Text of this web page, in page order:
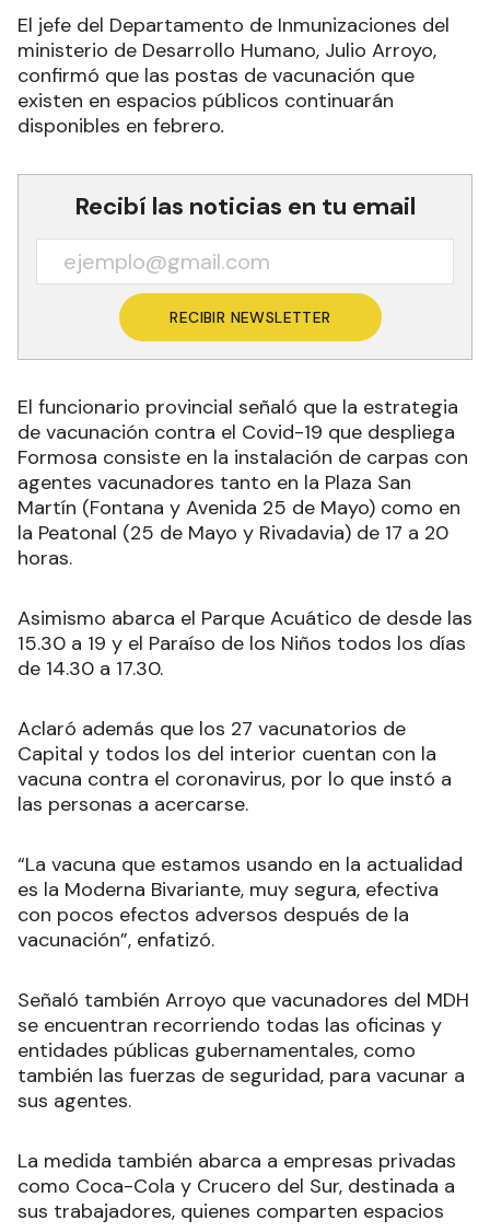
El jefe del Departamento de Inmunizaciones del
ministerio de Desarrollo Humano, Julio Arroyo,
confirmó que las postas de vacunación que
existen en espacios públicos continuarán
disponibles en febrero.
Recibí las noticias en tu email
RECIBIR NEWSLETTER
El funcionario provincial señaló que la estrategia
de vacunación contra el Covid-19 que despliega
Formosa consiste en la instalación de carpas con
agentes vacunadores tanto en la Plaza San
Martín (Fontana y Avenida 25 de Mayo) como en
la Peatonal (25 de Mayo y Rivadavia) de 17 a 20
horas.
Asimismo abarca el Parque Acuático de desde las
15.30 a 19 y el Paraíso de los Niños todos los días
de 14.30 a 17.30.
Aclaró además que los 27 vacunatorios de
Capital y todos los del interior cuentan con la
vacuna contra el coronavirus, por lo que instó a
las personas a acercarse.
“La vacuna que estamos usando en la actualidad
es la Moderna Bivariante, muy segura, efectiva
con pocos efectos adversos después de la
vacunación”, enfatizó.
Señaló también Arroyo que vacunadores del MDH
se encuentran recorriendo todas las oficinas y
entidades públicas gubernamentales, como
también las fuerzas de seguridad, para vacunar a
sus agentes.
La medida también abarca a empresas privadas
como Coca-Cola y Crucero del Sur, destinada a
sus trabajadores, quienes comparten espacios